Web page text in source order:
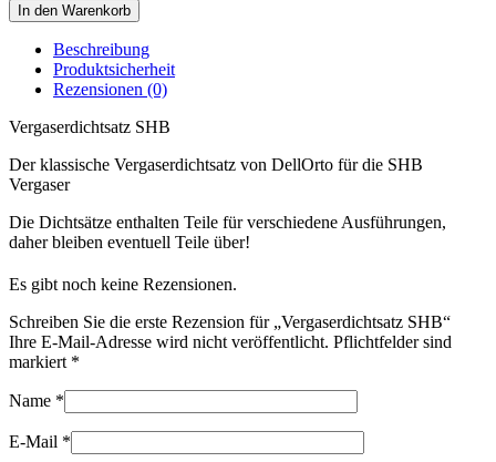
In den Warenkorb
Beschreibung
Produktsicherheit
Rezensionen (0)
Vergaserdichtsatz SHB
Der klassische Vergaserdichtsatz von DellOrto für die SHB
Vergaser
Die Dichtsätze enthalten Teile für verschiedene Ausführungen,
daher bleiben eventuell Teile über!
Es gibt noch keine Rezensionen.
Schreiben Sie die erste Rezension für „Vergaserdichtsatz SHB“
Ihre E-Mail-Adresse wird nicht veröffentlicht. Pflichtfelder sind
markiert *
Name *
E-Mail *